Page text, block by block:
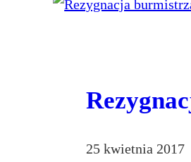
25 kwietnia 2017